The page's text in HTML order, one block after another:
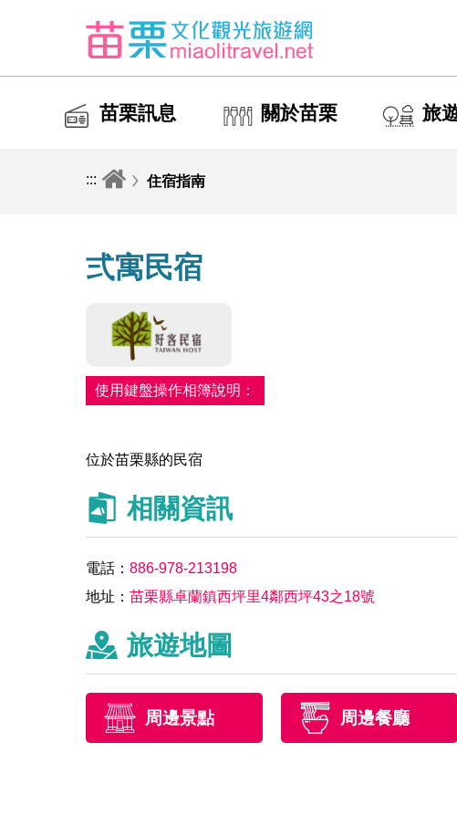
苗栗訊息 關於苗栗 旅
::: 住宿指南
弍寓民宿
使用鍵盤操作相簿說明：
位於苗栗縣的民宿
相關資訊
電話：886-978-213198
地址：苗栗縣卓蘭鎮西坪里4鄰西坪43之18號
旅遊地圖
周邊景點 周邊餐廳